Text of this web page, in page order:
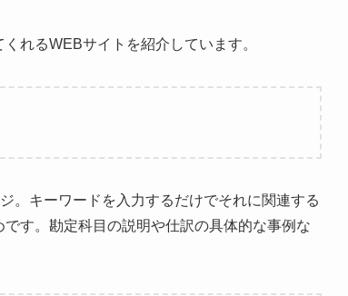
れるWEBサイトを紹介しています。
。キーワードを入力するだけでそれに関連する
す。勘定科目の説明や仕訳の具体的な事例な